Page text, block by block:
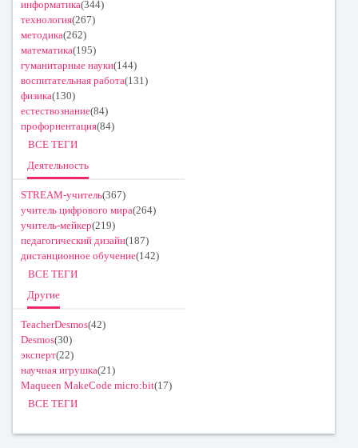
информатика(344)
технология(267)
методика(262)
математика(195)
гуманитарные науки(144)
воспитательная работа(131)
физика(130)
естествознание(84)
профориентация(84)
ВСЕ ТЕГИ
Деятельность
STREAM-учитель(367)
учитель цифрового мира(264)
учитель-мейкер(219)
педагогический дизайн(187)
дистанционное обучение(142)
ВСЕ ТЕГИ
Другие
TeacherDesmos(42)
Desmos(30)
эксперт(22)
научная игрушка(21)
Maqueen MakeCode micro:bit(17)
ВСЕ ТЕГИ